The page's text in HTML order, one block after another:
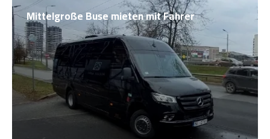
Mittelgroße Buse mieten mit Fahrer